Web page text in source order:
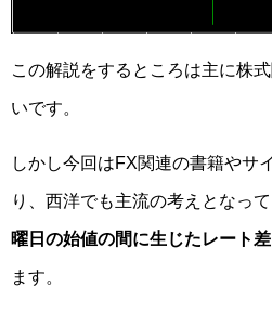
この解説をするところは主に株
いです。
しかし今回はFX関連の書籍やサ
り、西洋でも主流の考えとなって
曜日の始値の間に生じたレート差
ます。